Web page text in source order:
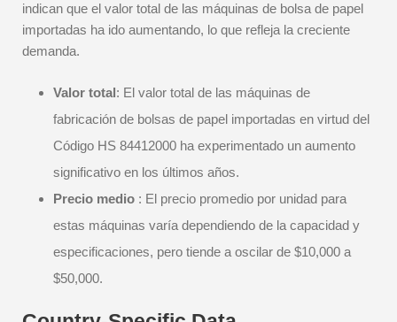
indican que el valor total de las máquinas de bolsa de papel
importadas ha ido aumentando, lo que refleja la creciente
demanda.
Valor total: El valor total de las máquinas de
fabricación de bolsas de papel importadas en virtud del
Código HS 84412000 ha experimentado un aumento
significativo en los últimos años.
Precio medio : El precio promedio por unidad para
estas máquinas varía dependiendo de la capacidad y
especificaciones, pero tiende a oscilar de $10,000 a
$50,000.